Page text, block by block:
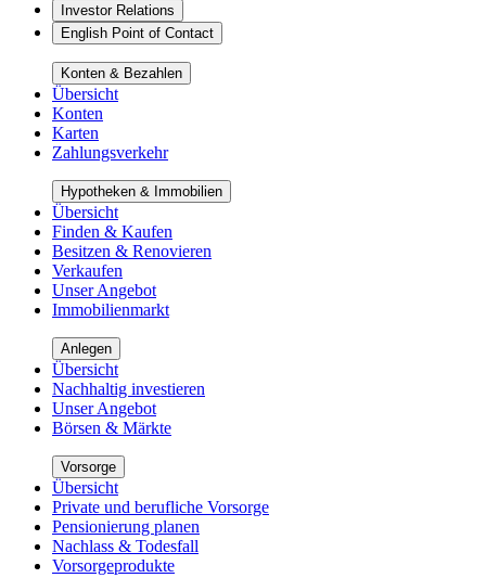
Investor Relations
English Point of Contact
Konten & Bezahlen
Übersicht
Konten
Karten
Zahlungsverkehr
Hypotheken & Immobilien
Übersicht
Finden & Kaufen
Besitzen & Renovieren
Verkaufen
Unser Angebot
Immobilienmarkt
Anlegen
Übersicht
Nachhaltig investieren
Unser Angebot
Börsen & Märkte
Vorsorge
Übersicht
Private und berufliche Vorsorge
Pensionierung planen
Nachlass & Todesfall
Vorsorgeprodukte